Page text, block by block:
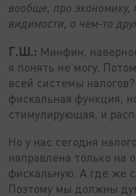
вообще, про экономику,
видимости, о чем-то
Г.Ш.: Минфин,
я понять не могу.
всей системы
фискальная функция,
стимулирующая, и
Но у нас сегодня
направлена только на
фискальную. А где же
Поэтому мы должны